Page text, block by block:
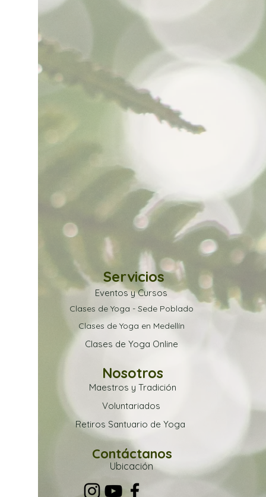
Servicios
Nosotros
Contáctanos
Eventos y Cursos
Clases de Yoga - Sede Poblado
Clases de Yoga en Medellín
Clases de Yoga Online
Maestros y Tradición
Voluntariados
Retiros Santuario de Yoga
Ubicación